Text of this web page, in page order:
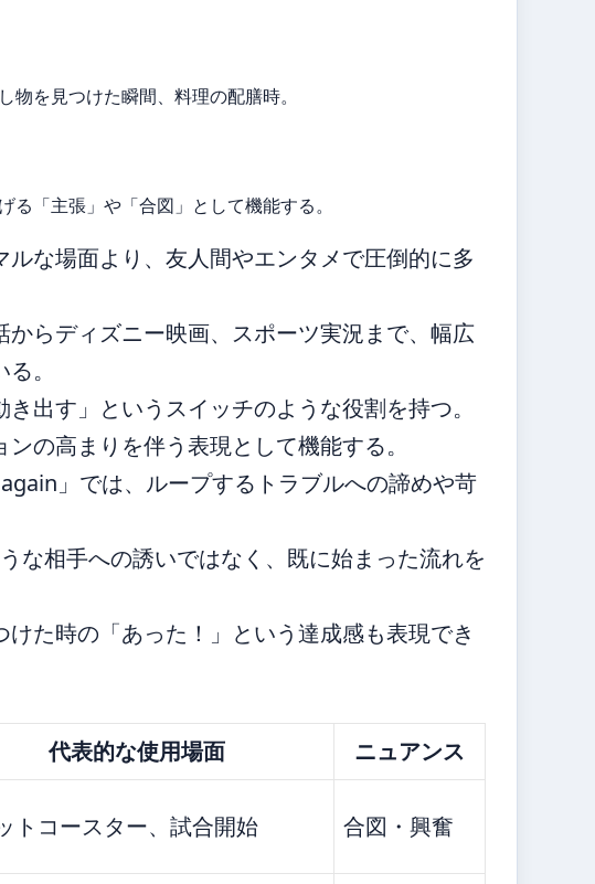
を見つけた瞬間、料理の配膳時。
「主張」や「合図」として機能する。
ルな場面より、友人間やエンタメで圧倒的に多
からディズニー映画、スポーツ実況まで、幅広
。
き出す」というスイッチのような役割を持つ。
の高まりを伴う表現として機能する。
again」では、ループするトラブルへの諦めや苛
うな相手への誘いではなく、既に始まった流れを
た時の「あった！」という達成感も表現でき
代表的な使用場面 ニュアンス
トコースター、試合開始 合図・興奮